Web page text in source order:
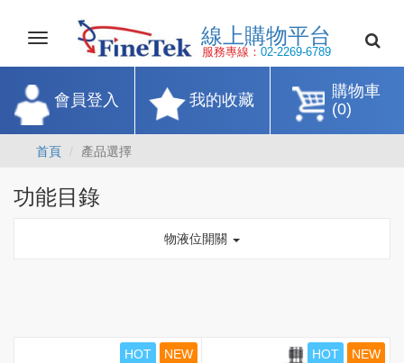
Toggle
navigation
線上購物平
服務專線：02-2269-
購物車
(0)
我的收藏
會員登入
首頁 產品選擇
功能目錄
物液位開關
HOT NEW HOT NEW